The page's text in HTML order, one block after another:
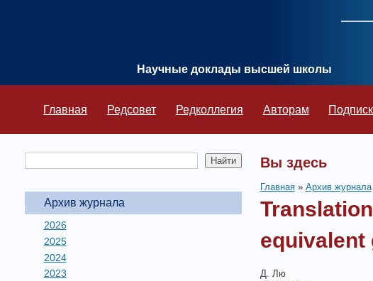
Научные доклады высшей школы
Главная Редсовет Редколлегия Авторам
Архив журнала
2026
2025
2024
2023
Вы здесь
Главная» Архив журнала
equivalent
Д. Лю